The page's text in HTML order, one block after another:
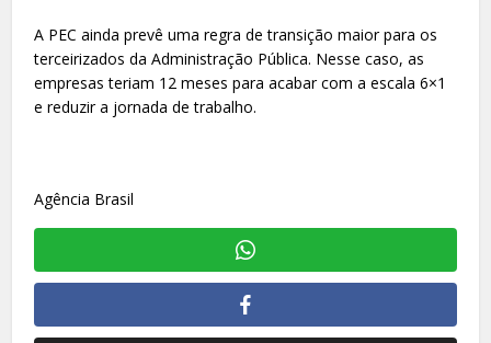
A PEC ainda prevê uma regra de transição maior para os
terceirizados da Administração Pública. Nesse caso, as
empresas teriam 12 meses para acabar com a escala 6×1
e reduzir a jornada de trabalho.
Agência Brasil